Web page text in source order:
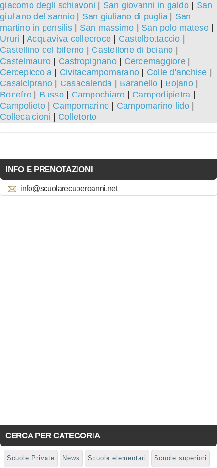
giacomo degli schiavoni
San giovanni in galdo| San
giuliano del sannio| San giuliano di puglia
San
martino in pensilis| San massimo San polo matese|
Ururi
Acquaviva collecroce Castelbottaccio
Castellino del biferno
Castellone di boiano
Castelmauro| Castropignano| Cercemaggiore|
Cercepiccola
Civitacampomarano Colle d'anchise
Casalciprano
Casacalenda Baranello Bojano|
Bonefro| Busso| Campochiaro Campodipietra
Campolieto
Campomarino Campomarino lido|
Collecalcioni
Colletorto
INFO E PRENOTAZIONI
info@scuolarecuperoanni.net
CERCA PER CATEGORIA
Scuole Private News Scuole elementari Scuole superiori